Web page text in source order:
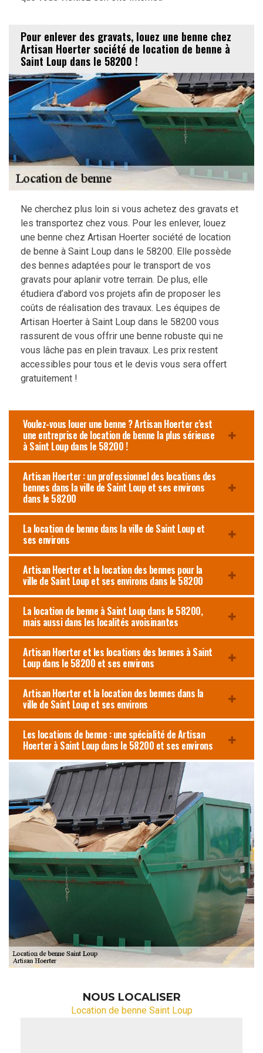
Pour enlever des gravats, louez une benne chez
Artisan Hoerter société de location de benne à
Saint Loup dans le 58200 !
Ne cherchez plus loin si vous achetez des gravats et
les transportez chez vous. Pour les enlever, louez
une benne chez Artisan Hoerter société de location
de benne à Saint Loup dans le 58200. Elle possède
des bennes adaptées pour le transport de vos
gravats pour aplanir votre terrain. De plus, elle
étudiera d’abord vos projets afin de proposer les
coûts de réalisation des travaux. Les équipes de
Artisan Hoerter à Saint Loup dans le 58200 vous
rassurent de vous offrir une benne robuste qui ne
vous lâche pas en plein travaux. Les prix restent
accessibles pour tous et le devis vous sera offert
gratuitement !
Voulez-vous louer une benne ? Artisan Hoerter c’est
une entreprise de location de benne la plus sérieuse
à Saint Loup dans le 58200 !
Artisan Hoerter : un professionnel des locations des
bennes dans la ville de Saint Loup et ses environs
dans le 58200
La location de benne dans la ville de Saint Loup et
ses environs
Artisan Hoerter et la location des bennes pour la
ville de Saint Loup et ses environs dans le 58200
La location de benne à Saint Loup dans le 58200,
mais aussi dans les localités avoisinantes
Artisan Hoerter et les locations des bennes à Saint
Loup dans le 58200 et ses environs
Artisan Hoerter et la location des bennes dans la
ville de Saint Loup et ses environs
Les locations de benne : une spécialité de Artisan
Hoerter à Saint Loup dans le 58200 et ses environs
NOUS LOCALISER
Location de benne Saint Loup